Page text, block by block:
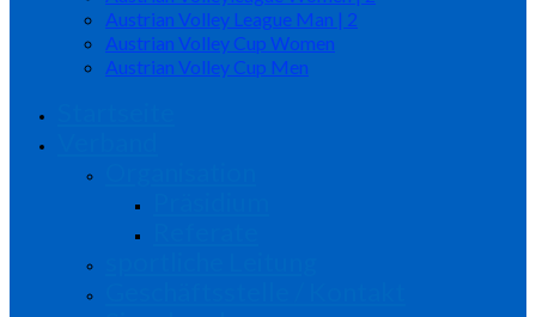
Austrian Volley League Man | 2
Austrian Volley Cup Women
Austrian Volley Cup Men